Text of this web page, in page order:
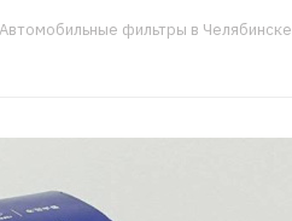
Автомобильные фильтры в Челябинске